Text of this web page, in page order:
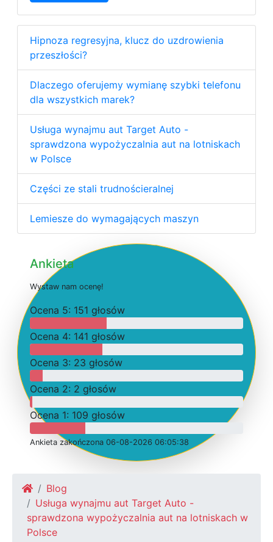
Hipnoza regresyjna, klucz do uzdrowienia
przeszłości?
Dlaczego oferujemy wymianę szybki telefonu
dla wszystkich marek?
Usługa wynajmu aut Target Auto -
sprawdzona wypożyczalnia aut na lotniskach
w Polsce
Części ze stali trudnościeralnej
Lemiesze do wymagających maszyn
Ankieta
Wystaw nam ocenę!
Ocena 5: 151 głosów
Ocena 4: 141 głosów
Ocena 3: 23 głosów
Ocena 2: 2 głosów
Ocena 1: 109 głosów
Ankieta zakończona 06-08-2026 06:05:38
Blog
Usługa wynajmu aut Target Auto -
sprawdzona wypożyczalnia aut na lotniskach w
Polsce